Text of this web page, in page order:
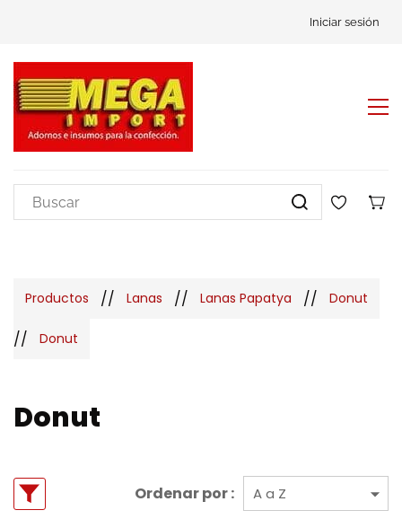
Iniciar sesión
Productos // Lanas // Lanas Papatya // Donut
// Donut
Donut
Ordenar por :